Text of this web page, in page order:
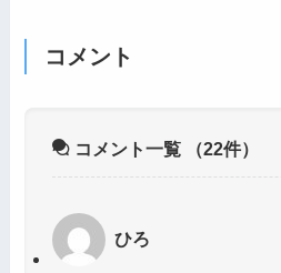
コメント
コメント一覧 （22件）
ひろ